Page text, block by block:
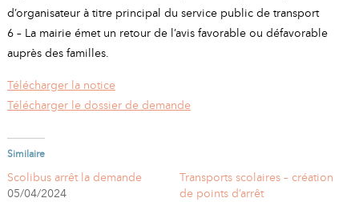
d’organisateur à titre principal du service public de transport
6 – La mairie émet un retour de l’avis favorable ou défavorable
auprès des familles.
Télécharger la notice
Télécharger le dossier de demande
Similaire
Scolibus arrêt la demande
05/04/2024
Transports scolaires – création
de points d’arrêt